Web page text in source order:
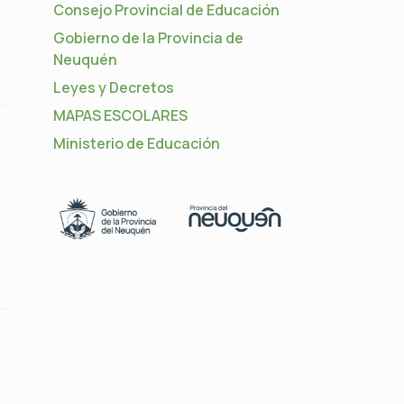
Consejo Provincial de Educación
Gobierno de la Provincia de
Neuquén
Leyes y Decretos
MAPAS ESCOLARES
Ministerio de Educación